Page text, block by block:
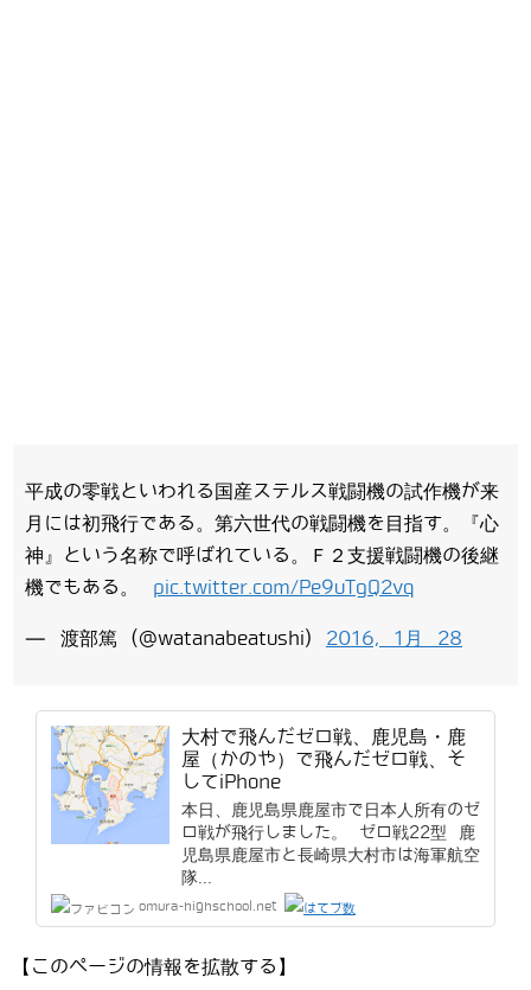
平成の零戦といわれる国産ステルス戦闘機の試作機が来
月には初飛行である。第六世代の戦闘機を目指す。『心
神』という名称で呼ばれている。Ｆ２支援戦闘機の後継
機でもある。 pic.twitter.com/Pe9uTgQ2vq
— 渡部篤 (@watanabeatushi) 2016, 1月 28
大村で飛んだゼロ戦、鹿児島・鹿
屋（かのや）で飛んだゼロ戦、そ
してiPhone
本日、鹿児島県鹿屋市で日本人所有のゼ
ロ戦が飛行しました。 ゼロ戦22型 鹿
児島県鹿屋市と長崎県大村市は海軍航空
隊...
omura-highschool.net
【このページの情報を拡散する】